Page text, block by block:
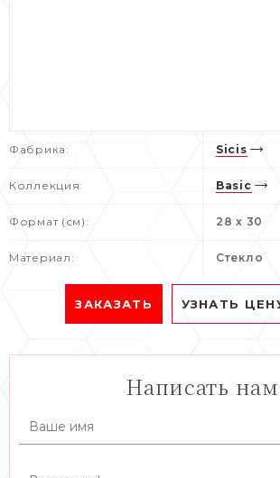
Фабрика: Sicis
Коллекция: Basic
Формат (см): 28 x 30
Материал: Стекло
ЗАКАЗАТЬ УЗНАТЬ
Написать нам